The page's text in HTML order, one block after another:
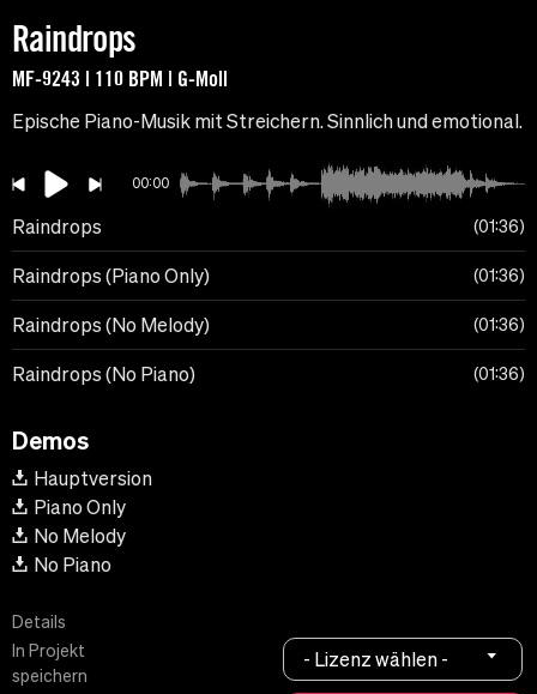
Raindrops
MF-9243 | 110 BPM | G-Moll
Epische Piano-Musik mit Streichern. Sinnlich und emotional.
00:00
Raindrops 01:36
Raindrops (Piano Only) 01:36
Raindrops (No Melody) 01:36
Raindrops (No Piano) 01:36
Demos
Hauptversion
Piano Only
No Melody
No Piano
Details
In Projekt
speichern
- Lizenz wählen -